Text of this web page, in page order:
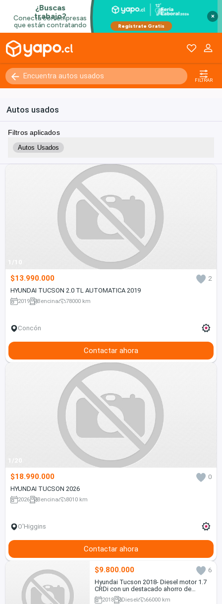
×
FILTRAR
Autos usados
Filtros aplicados
Autos Usados
1/10
$13.990.000
2
HYUNDAI TUCSON 2.0 TL AUTOMATICA 2019
2019 Bencina 78000 km
Concón
Contactar ahora
1/20
$18.990.000
0
HYUNDAI TUCSON 2026
2026 Bencina 8010 km
O'Higgins
Contactar ahora
$9.800.000
6
Hyundai Tucson 2018- Diesel motor 1.7
CRDi con un destacado ahorro de
combustible, en Excelente estado
2018 Diesel 66000 km